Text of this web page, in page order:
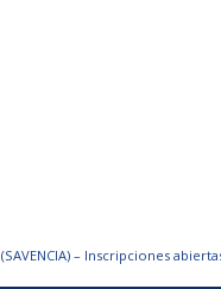
– Inscripciones